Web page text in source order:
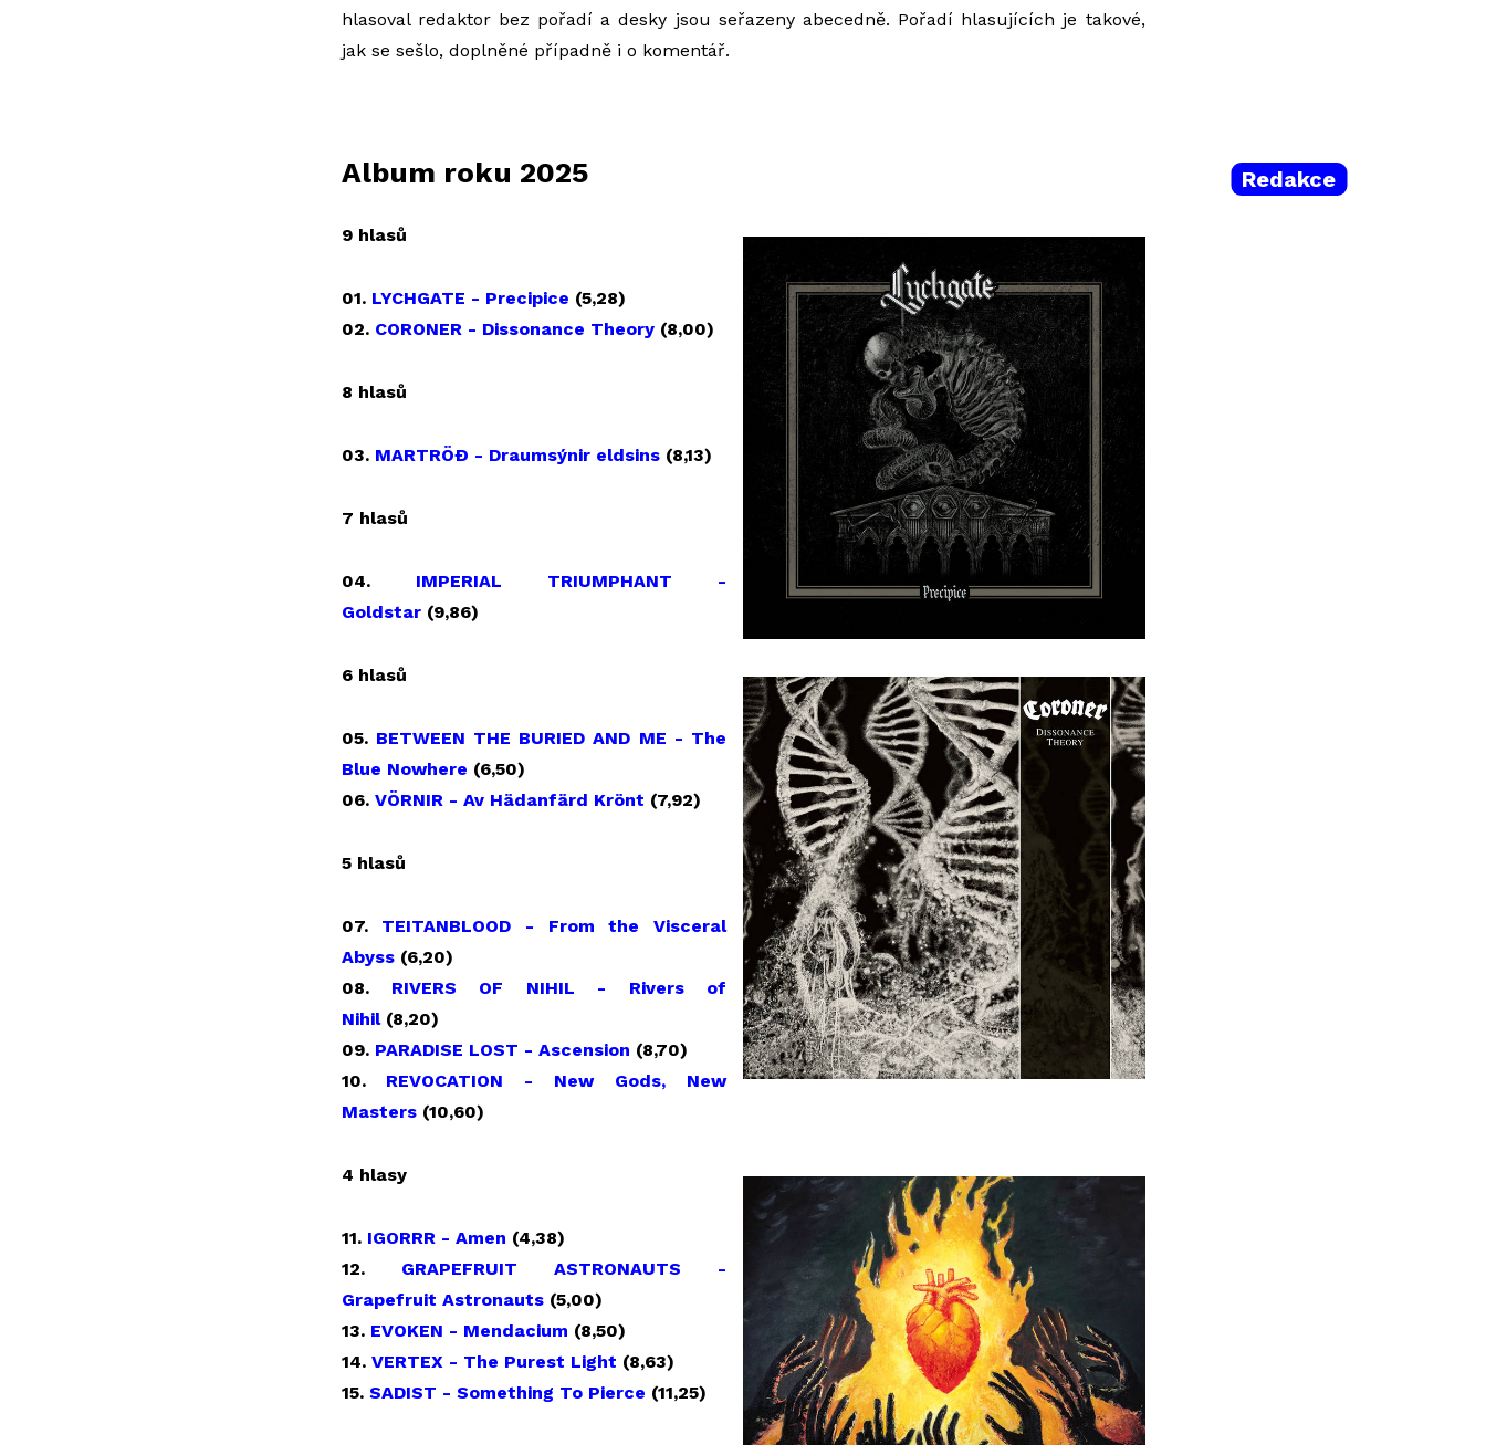
hlasoval redaktor bez pořadí a desky jsou seřazeny abecedně. Pořadí hlasujících je takové,
jak se sešlo, doplněné případně i o komentář.
Redakce
Album roku 2025
9 hlasů
01. LYCHGATE - Precipice (5,28)
02. CORONER - Dissonance Theory(8,00)
8 hlasů
03. MARTRÖÐ - Draumsýnir eldsins(8,13)
7 hlasů
04. IMPERIAL TRIUMPHANT -
Goldstar(9,86)
6 hlasů
05. BETWEEN THE BURIED AND ME - The
Blue Nowhere (6,50)
06. VÖRNIR - Av Hädanfärd Krönt (7,92)
5 hlasů
07. TEITANBLOOD - From the Visceral
Abyss(6,20)
08. RIVERS OF NIHIL - Rivers of
Nihil(8,20)
09. PARADISE LOST - Ascension (8,70)
10. REVOCATION - New Gods, New
Masters(10,60)
4 hlasy
11. IGORRR - Amen (4,38)
12. GRAPEFRUIT ASTRONAUTS -
Grapefruit Astronauts(5,00)
13. EVOKEN - Mendacium (8,50)
14. VERTEX - The Purest Light (8,63)
15. SADIST - Something To Pierce (11,25)